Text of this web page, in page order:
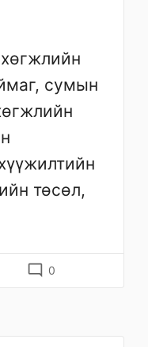
сумын
төсөл,
mode_comment 0